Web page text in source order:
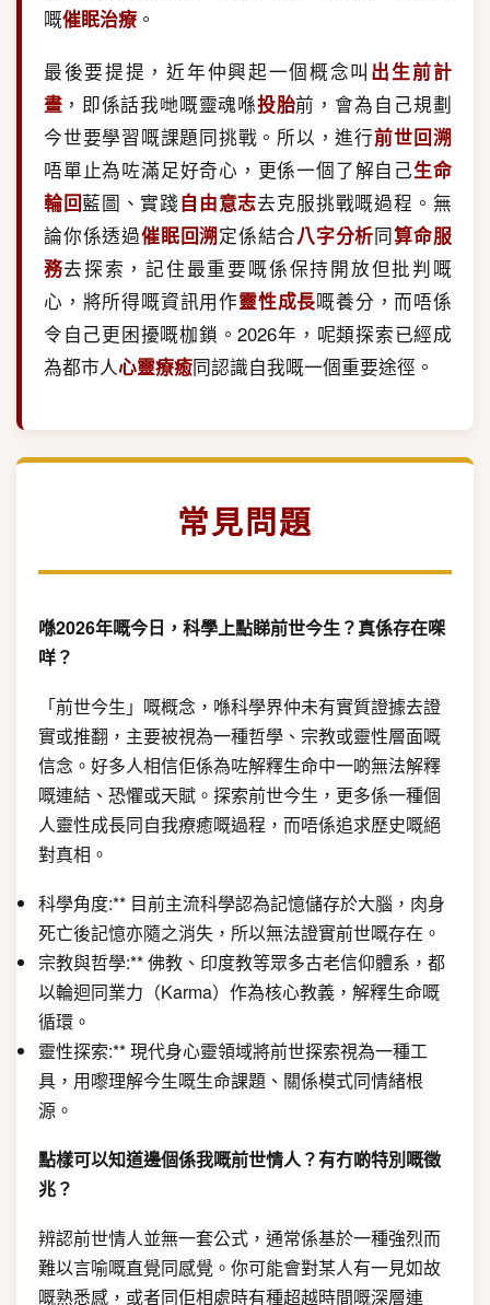
嘅催眠治療 。
最後要提提，近年仲興起一個概念叫 出生前計
畫 ，即係話我哋嘅靈魂喺投胎前，會為自己規劃
今世要學習嘅課題同挑戰。所以，進行前世回溯
唔單止為咗滿足好奇心，更係一個了解自己生命
輪回藍圖、實踐自由意志去克服挑戰嘅過程。無
論你係透過催眠回溯定係結合八字分析同算命服
務去探索，記住最重要嘅係保持開放但批判嘅
心，將所得嘅資訊用作靈性成長嘅養分，而唔係
令自己更困擾嘅枷鎖。2026年，呢類探索已經成
為都市人心靈療癒同認識自我嘅一個重要途徑。
常見問題
喺2026年嘅今日，科學上點睇前世今生？真係存在㗎
咩？
「前世今生」嘅概念，喺科學界仲未有實質證據去證
實或推翻，主要被視為一種哲學、宗教或靈性層面嘅
信念。好多人相信佢係為咗解釋生命中一啲無法解釋
嘅連結、恐懼或天賦。探索前世今生，更多係一種個
人靈性成長同自我療癒嘅過程，而唔係追求歷史嘅絕
對真相。
科學角度:** 目前主流科學認為記憶儲存於大腦，肉身
死亡後記憶亦隨之消失，所以無法證實前世嘅存在。
宗教與哲學:** 佛教、印度教等眾多古老信仰體系，都
以輪迴同業力（Karma）作為核心教義，解釋生命嘅
循環。
靈性探索:** 現代身心靈領域將前世探索視為一種工
具，用嚟理解今生嘅生命課題、關係模式同情緒根
源。
點樣可以知道邊個係我嘅前世情人？有冇啲特別嘅徵
兆？
辨認前世情人並無一套公式，通常係基於一種強烈而
難以言喻嘅直覺同感覺。你可能會對某人有一見如故
嘅熟悉感，或者同佢相處時有種超越時間嘅深層連